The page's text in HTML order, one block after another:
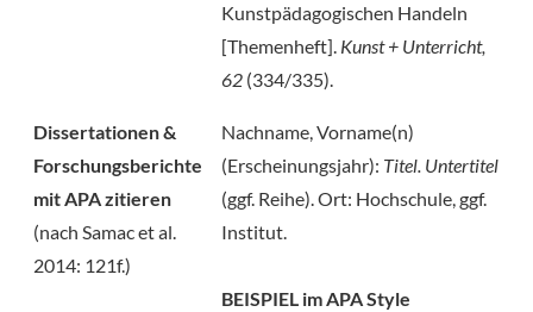
Kunstpädagogischen Handeln
[Themenheft]. Kunst + Unterricht,
62 (334/335).
Dissertationen &
Forschungsberichte
mit APA zitieren
(nach Samac et al.
2014: 121f.)
Nachname, Vorname(n)
(Erscheinungsjahr): Titel. Untertitel
(ggf. Reihe). Ort: Hochschule, ggf.
Institut.
BEISPIEL im APA Style